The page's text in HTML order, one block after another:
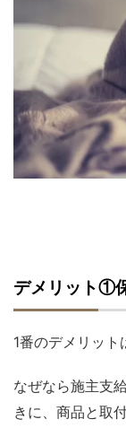
デメリット①
1番のデメリット
なぜなら施主支
きに、商品と取